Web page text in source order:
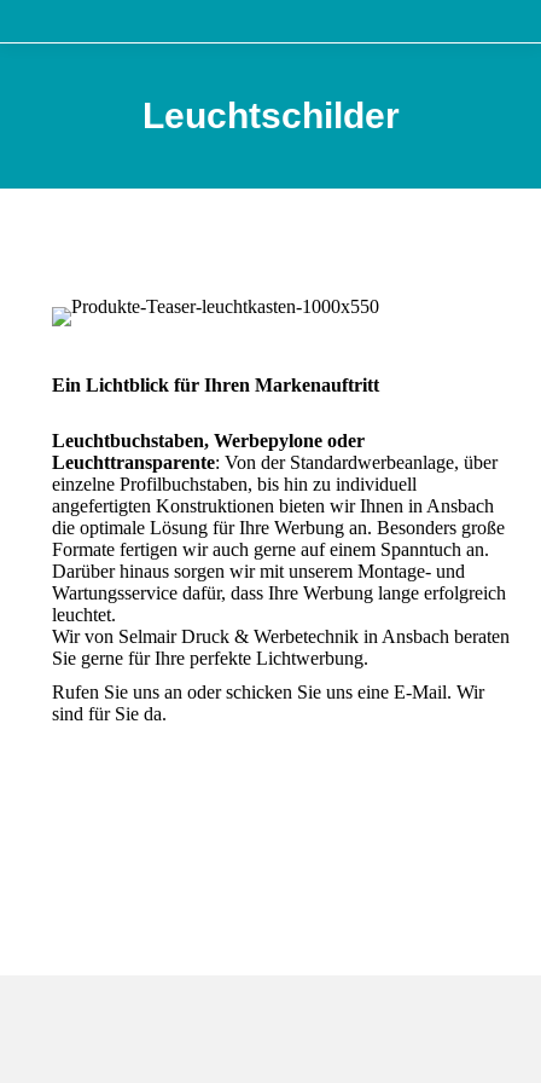
Leuchtschilder
Ein Lichtblick für Ihren Markenauftritt
Leuchtbuchstaben, Werbepylone oder
Leuchttransparente: Von der Standardwerbeanlage, über
einzelne Profilbuchstaben, bis hin zu individuell
angefertigten Konstruktionen bieten wir Ihnen in Ansbach
die optimale Lösung für Ihre Werbung an. Besonders große
Formate fertigen wir auch gerne auf einem Spanntuch an.
Darüber hinaus sorgen wir mit unserem Montage- und
Wartungsservice dafür, dass Ihre Werbung lange erfolgreich
leuchtet.
Wir von Selmair Druck & Werbetechnik in Ansbach beraten
Sie gerne für Ihre perfekte Lichtwerbung.
Rufen Sie uns an oder schicken Sie uns eine E-Mail. Wir
sind für Sie da.